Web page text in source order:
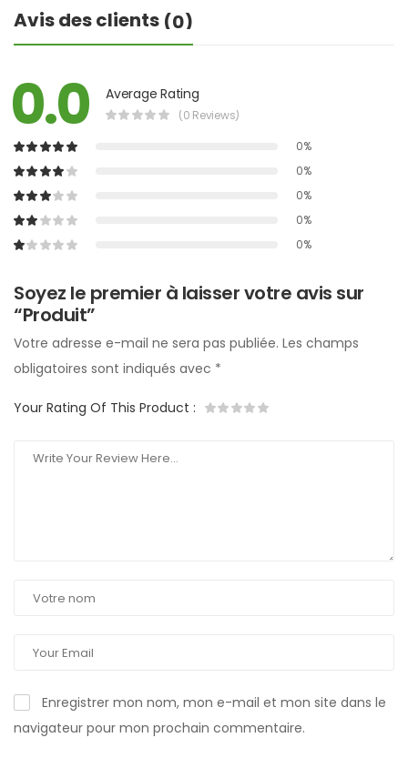
Avis des clients (0)
0.0 Average Rating
(0 Reviews)
0%
0%
0%
0%
0%
Soyez le premier à laisser votre avis sur
“Produit”
Votre adresse e-mail ne sera pas publiée. Les champs
obligatoires sont indiqués avec *
Your Rating Of This Product :
Enregistrer mon nom, mon e-mail et mon site dans le
navigateur pour mon prochain commentaire.